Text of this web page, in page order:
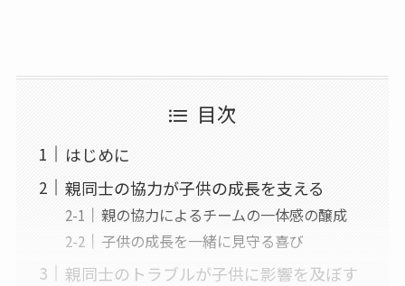
目次
はじめに
親同士の協力が子供の成長を支える
親の協力によるチームの一体感の醸成
子供の成長を一緒に見守る喜び
親同士のトラブルが子供に影響を及ぼす